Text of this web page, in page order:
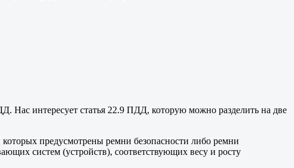
Нас интересует статья 22.9 ПДД, которую можно разделить на две
которых предусмотрены ремни безопасности либо ремни
систем (устройств), соответствующих весу и росту